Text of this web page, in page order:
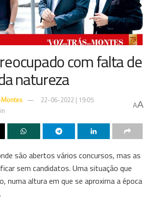
com falta de
natureza
22-06-2022 | 19:05
AA
são abertos vários concursos, mas as
sem candidatos. Uma situação que
numa altura em que se aproxima a época